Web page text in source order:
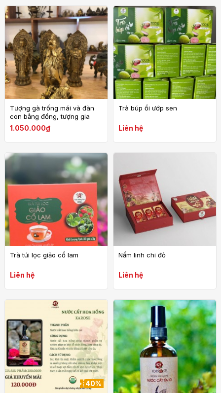
Tượng gà trống mái và đàn
con bằng đồng, tượng gia
đình gà hạnh phúc bằng
đồng
1.050.000₫
Trà búp ổi ướp sen
Liên hệ
Trà túi lọc giảo cổ lam
Liên hệ
Nấm linh chi đỏ
Liên hệ
40%